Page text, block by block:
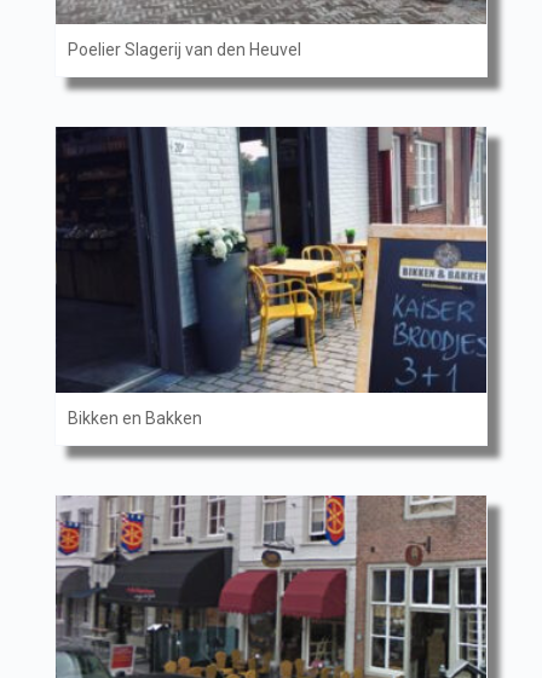
Poelier Slagerij van den Heuvel
Bikken en Bakken